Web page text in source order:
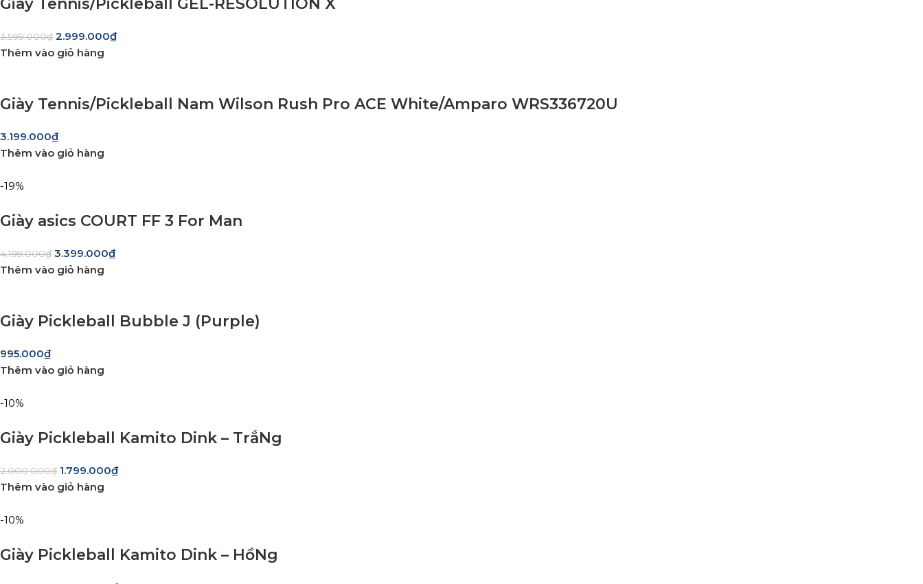
Giày Tennis/Pickleball GEL-RESOLUTION X
3.599.000₫ 2.999.000₫
Thêm vào giỏ hàng
Giày Tennis/Pickleball Nam Wilson Rush Pro ACE White/Amparo WRS336720U
3.199.000₫
Thêm vào giỏ hàng
-19%
Giày asics COURT FF 3 For Man
4.199.000₫ 3.399.000₫
Thêm vào giỏ hàng
Giày Pickleball Bubble J (Purple)
995.000₫
Thêm vào giỏ hàng
-10%
Giày Pickleball Kamito Dink – TrắNg
2.000.000₫ 1.799.000₫
Thêm vào giỏ hàng
-10%
Giày Pickleball Kamito Dink – HồNg